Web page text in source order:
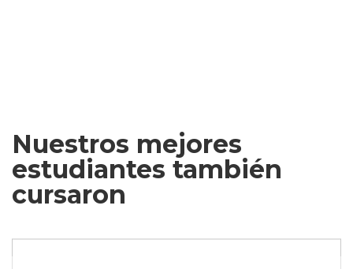
Nuestros mejores
estudiantes también
cursaron